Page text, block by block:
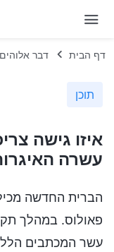
דף הבית דבר
תוכן
איזו גישה
עשרה
הברית החדשה
פאולוס. במהלך
עשר המכתבים הללו